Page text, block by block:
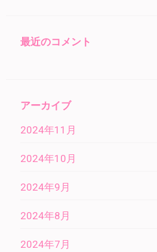
最近のコメント
アーカイブ
2024年11月
2024年10月
2024年9月
2024年8月
2024年7月